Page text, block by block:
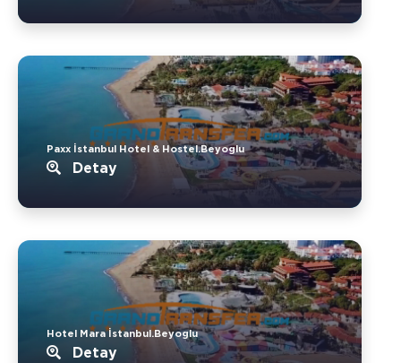
Paxx İstanbul Hotel & Hostel.Beyoglu
Detay
Hotel Mara İstanbul.Beyoglu
Detay